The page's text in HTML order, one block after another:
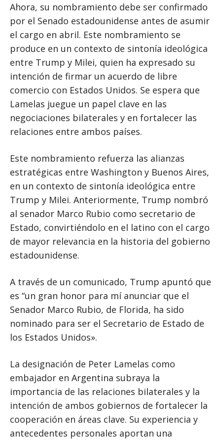
Ahora, su nombramiento debe ser confirmado
por el Senado estadounidense antes de asumir
el cargo en abril. Este nombramiento se
produce en un contexto de sintonía ideológica
entre Trump y Milei, quien ha expresado su
intención de firmar un acuerdo de libre
comercio con Estados Unidos. Se espera que
Lamelas juegue un papel clave en las
negociaciones bilaterales y en fortalecer las
relaciones entre ambos países.
Este nombramiento refuerza las alianzas
estratégicas entre Washington y Buenos Aires,
en un contexto de sintonía ideológica entre
Trump y Milei. Anteriormente, Trump nombró
al senador Marco Rubio como secretario de
Estado, convirtiéndolo en el latino con el cargo
de mayor relevancia en la historia del gobierno
estadounidense.
A través de un comunicado, Trump apuntó que
es “un gran honor para mí anunciar que el
Senador Marco Rubio, de Florida, ha sido
nominado para ser el Secretario de Estado de
los Estados Unidos».
La designación de Peter Lamelas como
embajador en Argentina subraya la
importancia de las relaciones bilaterales y la
intención de ambos gobiernos de fortalecer la
cooperación en áreas clave. Su experiencia y
antecedentes personales aportan una